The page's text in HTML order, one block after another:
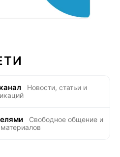
Новости, статьи и
Свободное общение и